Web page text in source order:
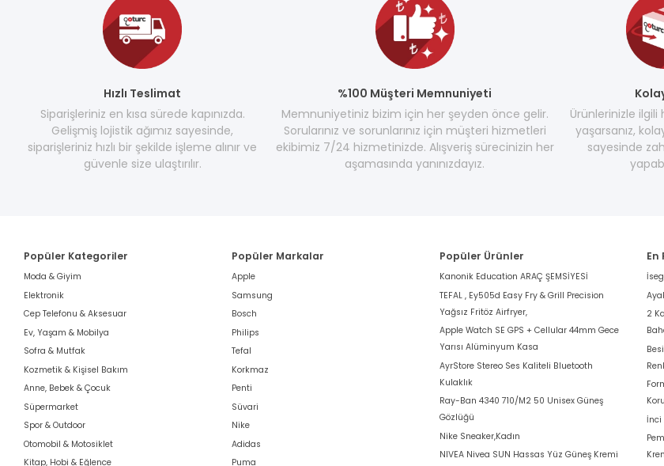
Hızlı Teslimat
Siparişleriniz en kısa sürede kapınızda.
Gelişmiş lojistik ağımız sayesinde,
siparişleriniz hızlı bir şekilde işleme alınır ve
güvenle size ulaştırılır.
%100 Müşteri Memnuniyeti
Memnuniyetiniz bizim için her şeyden önce gelir.
Sorularınız ve sorunlarınız için müşteri hizmetleri
ekibimiz 7/24 hizmetinizde. Alışveriş sürecinizin her
aşamasında yanınızdayız.
Ürünlerinizle
yaşarsanız,
sayesinde
Popüler Kategoriler
Moda & Giyim
Elektronik
Cep Telefonu & Aksesuar
Ev, Yaşam & Mobilya
Sofra & Mutfak
Kozmetik & Kişisel Bakım
Anne, Bebek & Çocuk
Süpermarket
Spor & Outdoor
Otomobil & Motosiklet
Kitap, Hobi & Eğlence
Popüler Markalar
Apple
Samsung
Bosch
Philips
Tefal
Korkmaz
Penti
Süvari
Nike
Adidas
Puma
Popüler Ürünler
Kanonik Education ARAÇ ŞEMSİYESİ
TEFAL , Ey505d Easy Fry & Grill Precision
Yağsız Fritöz Airfryer,
Apple Watch SE GPS + Cellular 44mm Gece
Yarısı Alüminyum Kasa
AyrStore Stereo Ses Kaliteli Bluetooth
Kulaklık
Ray-Ban 4340 710/M2 50 Unisex Güneş
Gözlüğü
Nike Sneaker,Kadın
NIVEA Nivea SUN Hassas Yüz Güneş Kremi
En
2
İnci